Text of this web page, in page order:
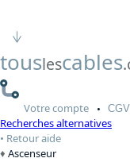
touslescables
Votrecompte CGV
Recherches alternatives
Retour aide
Ascenseur